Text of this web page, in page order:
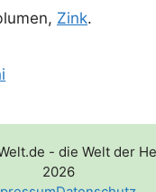
Zink.
- die Welt der
2026